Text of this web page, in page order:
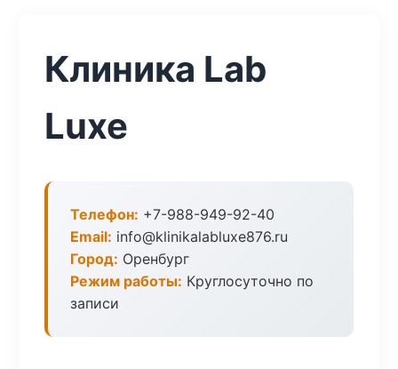
Клиника Lab
Luxe
Телефон: +7-988-949-92-40
Email: info@klinikalabluxe876.ru
Город: Оренбург
Режим работы: Круглосуточно по
записи